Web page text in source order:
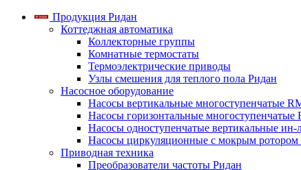
Продукция Ридан
Коттеджная автоматика
Коллекторные группы
Комнатные термостаты
Термоэлектрические приводы
Узлы смешения для теплого пола Ридан
Насосное оборудование
Насосы вертикальные многоступенчатые
Насосы горизонтальные многоступенчатые
Насосы одноступенчатые вертикальные
Насосы циркуляционные с мокрым ротором
Приводная техника
Преобразователи частоты Ридан